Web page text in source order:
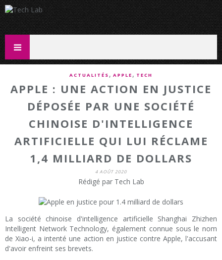
ACTUALITÉS , APPLE , TECH
APPLE : UNE ACTION EN JUSTICE
DÉPOSÉE PAR UNE SOCIÉTÉ
CHINOISE D'INTELLIGENCE
ARTIFICIELLE QUI LUI RÉCLAME
1,4 MILLIARD DE DOLLARS
4 AOÛT 2020
Rédigé par Tech Lab
La société chinoise d'intelligence artificielle Shanghai Zhizhen
Intelligent Network Technology, également connue sous le nom
de Xiao-i, a intenté une action en justice contre Apple, l'accusant
d'avoir enfreint ses brevets.